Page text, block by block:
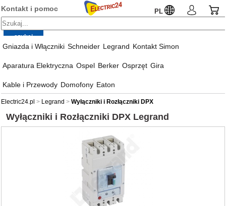
Kontakt i pomoc PL
Gniazda i Włączniki Schneider Legrand Kontakt Simon
Aparatura Elektryczna Ospel Berker Osprzęt Gira
Kable i Przewody Domofony Eaton
Electric24.pl Legrand Wyłączniki i Rozłączniki DPX
Wyłączniki i Rozłączniki DPX Legrand